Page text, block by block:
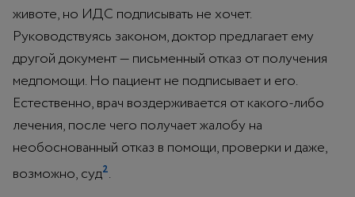
животе, но ИДС подписывать не хочет.
Руководствуясь законом, доктор предлагает ему
другой документ — письменный отказ от получения
медпомощи. Но пациент не подписывает и его.
Естественно, врач воздерживается от какого-либо
лечения, после чего получает жалобу на
необоснованный отказ в помощи, проверки и даже,
возможно, суд2.